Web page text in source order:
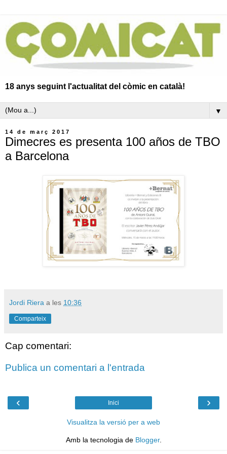
18 anys seguint l'actualitat del còmic en català!
▼
14 de març 2017
Dimecres es presenta 100 años de TBO
a Barcelona
Jordi Riera a les 10:36
Comparteix
Cap comentari:
Publica un comentari a l'entrada
‹ ›
Inici
Visualitza la versió per a web
Amb la tecnologia de Blogger.